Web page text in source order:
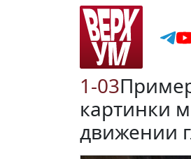
1-03
картинки
движении